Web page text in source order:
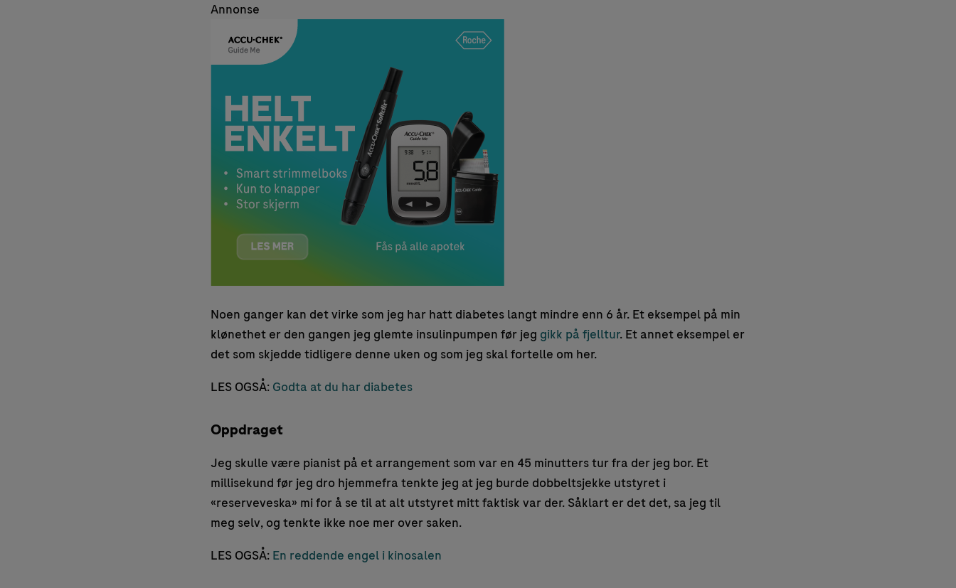
Annonse
Noen ganger kan det virke som jeg har hatt diabetes langt mindre enn 6 år. Et eksempel på min
klønethet er den gangen jeg glemte insulinpumpen før jeg gikk på fjelltur. Et annet eksempel er
det som skjedde tidligere denne uken og som jeg skal fortelle om her.
LES OGSÅ: Godta at du har diabetes
Oppdraget
Jeg skulle være pianist på et arrangement som var en 45 minutters tur fra der jeg bor. Et
millisekund før jeg dro hjemmefra tenkte jeg at jeg burde dobbeltsjekke utstyret i
«reserveveska» mi for å se til at alt utstyret mitt faktisk var der. Såklart er det det, sa jeg til
meg selv, og tenkte ikke noe mer over saken.
LES OGSÅ: En reddende engel i kinosalen